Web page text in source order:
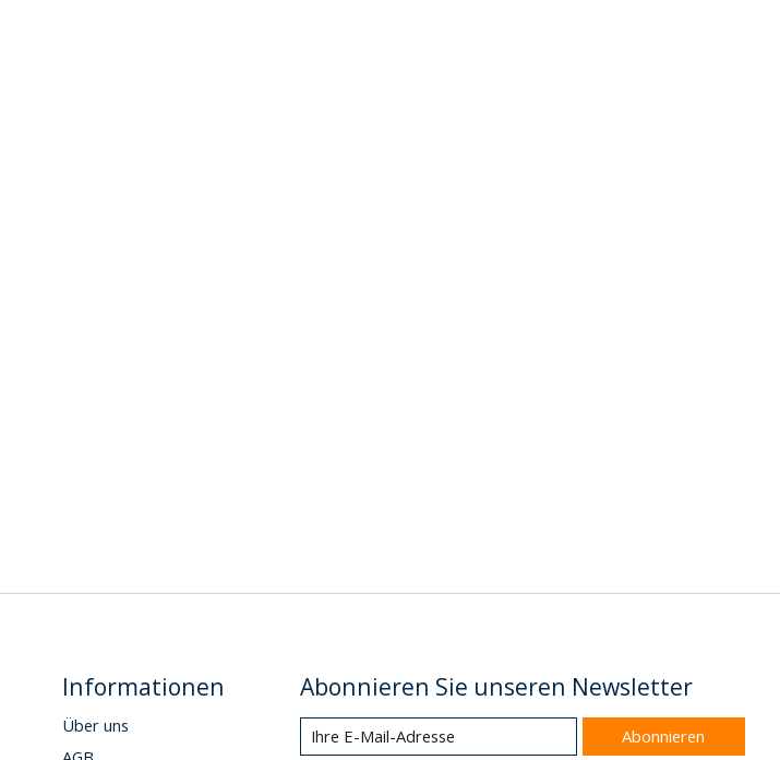
Informationen
Über uns
Abonnieren Sie unseren Newsletter
Abonnieren